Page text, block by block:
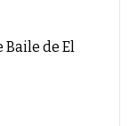
Baile de El